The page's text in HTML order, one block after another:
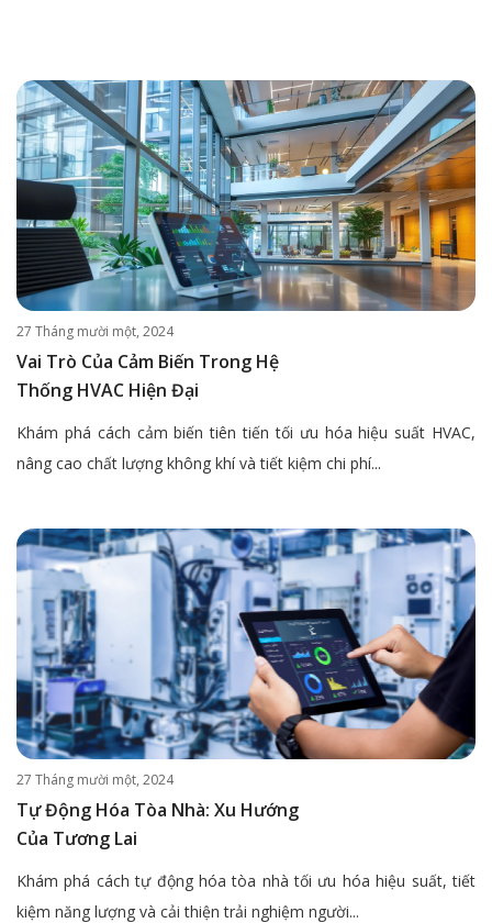
27 Tháng mười một, 2024
Vai Trò Của Cảm Biến Trong Hệ
Thống HVAC Hiện Đại
Khám phá cách cảm biến tiên tiến tối ưu hóa hiệu suất HVAC,
nâng cao chất lượng không khí và tiết kiệm chi phí...
27 Tháng mười một, 2024
Tự Động Hóa Tòa Nhà: Xu Hướng
Của Tương Lai
Khám phá cách tự động hóa tòa nhà tối ưu hóa hiệu suất, tiết
kiệm năng lượng và cải thiện trải nghiệm người...